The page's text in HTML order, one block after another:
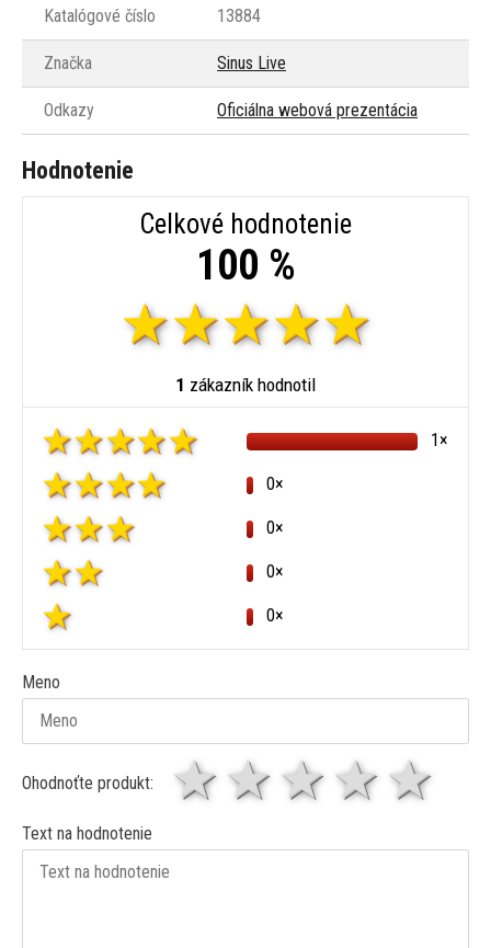
Katalógové číslo 13884
Značka Sinus Live
Odkazy Oficiálna webová prezentácia
Hodnotenie
Celkové hodnotenie
100 %
1 zákazník hodnotil
1×
0×
0×
0×
0×
Meno
Ohodnoťte produkt: 4
3
2 hviezdy
1 hviezda
Text na hodnotenie